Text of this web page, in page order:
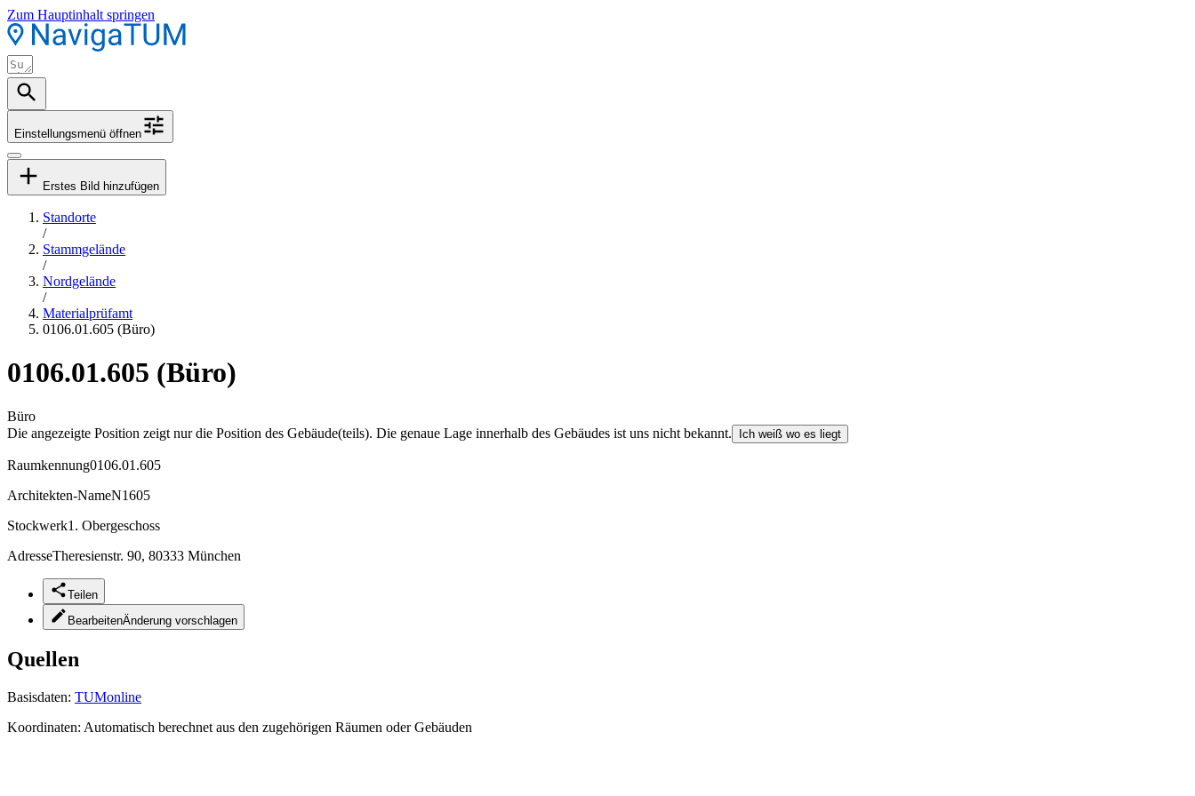
Zum Hauptinhalt springen
Einstellungsmenü öffnen
Erstes Bild hinzufügen
Standorte
/
Stammgelände
/
Nordgelände
/
Materialprüfamt
0106.01.605 (Büro)
0106.01.605 (Büro)
Büro
Die angezeigte Position zeigt nur die Position des Gebäude(teils). Die genaue Lage innerhalb des Gebäudes ist uns nicht bekannt.
Ich weiß wo es liegt
Raumkennung0106.01.605
Architekten-NameN1605
Stockwerk1. Obergeschoss
AdresseTheresienstr. 90, 80333 München
Teilen
BearbeitenÄnderung vorschlagen
Quellen
Basisdaten: TUMonline
Koordinaten: Automatisch berechnet aus den zugehörigen Räumen oder Gebäuden